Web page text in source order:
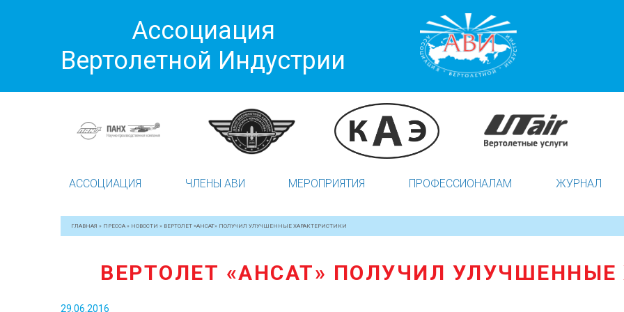
Ассоциация
Вертолетной Индустрии
АССОЦИАЦИЯ ЧЛЕНЫ АВИ МЕРОПРИЯТИЯ ПРОФЕССИОНАЛАМ ЖУРНАЛ
ГЛАВНАЯ » ПРЕССА » НОВОСТИ » ВЕРТОЛЕТ «АНСАТ» ПОЛУЧИЛ УЛУЧШЕННЫЕ ХАРАКТЕРИСТИКИ
ВЕРТОЛЕТ «АНСАТ» ПОЛУЧИЛ УЛУЧШЕННЫЕ
29.06.2016